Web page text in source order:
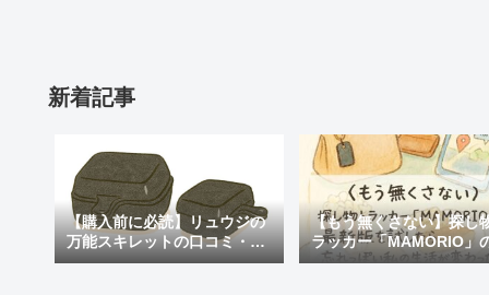
新着記事
【購入前に必読】リュウジの
万能スキレットの口コミ・評
判まとめ｜後悔しないための
【もう無くさない】探し
ラッカー「MAMORIO」
新版を試したら、忘れっ